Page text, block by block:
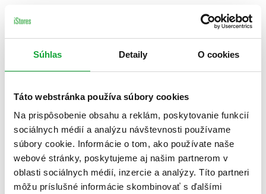
Súhlas Detaily O cookies
Táto webstránka používa súbory cookies
Na prispôsobenie obsahu a reklám, poskytovanie funkcií
sociálnych médií a analýzu návštevnosti používame
súbory cookie. Informácie o tom, ako používate naše
webové stránky, poskytujeme aj našim partnerom v
oblasti sociálnych médií, inzercie a analýzy. Títo partneri
môžu príslušné informácie skombinovať s ďalšími